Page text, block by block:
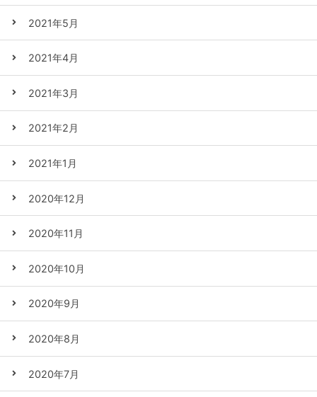
2021年5月
2021年4月
2021年3月
2021年2月
2021年1月
2020年12月
2020年11月
2020年10月
2020年9月
2020年8月
2020年7月